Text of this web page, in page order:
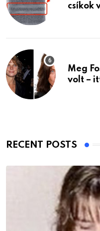
csíkok
Meg
volt –
RECENT POSTS